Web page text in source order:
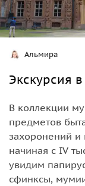
Альмира
Экскурсия
В коллекции
предметов
захоронений и
начиная с IV
увидим
сфинксы,